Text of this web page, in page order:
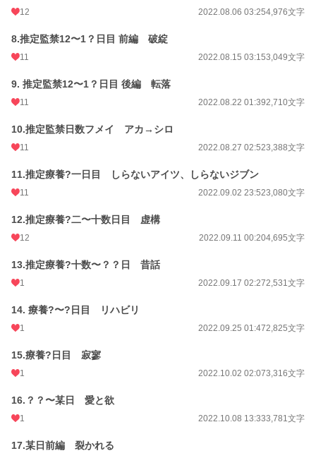
年間ポイント
12 2022.08.06 03:254,976文字
8.推定監禁12〜1？日目 前編 破綻
11 2022.08.15 03:153,049文字
9. 推定監禁12〜1？日目 後編 転落
11 2022.08.22 01:392,710文字
10.推定監禁日数フメイ アカ→シロ
11 2022.08.27 02:523,388文字
11.推定療養?一日目 しらないアイツ、しらないジブン
11 2022.09.02 23:523,080文字
12.推定療養?二〜十数日目 虚構
12 2022.09.11 00:204,695文字
13.推定療養?十数〜？？日 昔話
1 2022.09.17 02:272,531文字
14. 療養?〜?日目 リハビリ
1 2022.09.25 01:472,825文字
15.療養?日目 寂寥
1 2022.10.02 02:073,316文字
16.？？〜某日 愛と欲
1 2022.10.08 13:333,781文字
17.某日前編 裂かれる